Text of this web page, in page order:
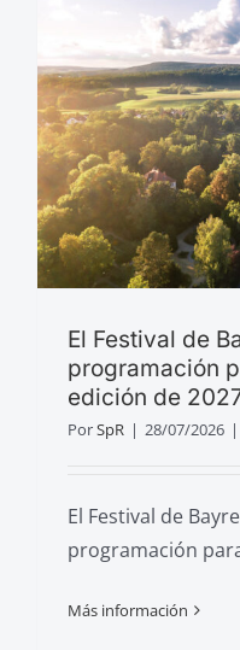
El Festival de
programación
edición de
PorSpR | 28/07/2026 |
El Festival de
programación
Más información